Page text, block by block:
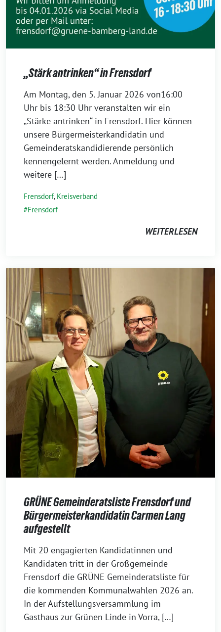
„Stärk antrinken“ in Frensdorf
20.
Dezember
2025
Am Montag, den 5. Januar 2026 von16:00
Uhr bis 18:30 Uhr veranstalten wir ein
„Stärke antrinken“ in Frensdorf. Hier können
unsere Bürgermeisterkandidatin und
Gemeinderatskandidierende persönlich
kennengelernt werden. Anmeldung und
weitere […]
Frensdorf, Kreisverband
Frensdorf
WEITERLESEN
GRÜNE Gemeinderatsliste Frensdorf und
Bürgermeisterkandidatin Carmen Lang
aufgestellt
1.
Dezember
2025
Mit 20 engagierten Kandidatinnen und
Kandidaten tritt in der Großgemeinde
Frensdorf die GRÜNE Gemeinderatsliste für
die kommenden Kommunalwahlen 2026 an.
In der Aufstellungsversammlung im
Gasthaus zur Grünen Linde in Vorra, […]